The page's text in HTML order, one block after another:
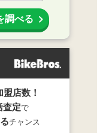
調べる
店数！
査定で
チャンス